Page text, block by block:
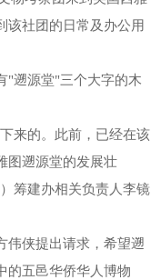
该社团的日常及办公用
"遡源堂"三个大字的木
来的。此前，已经在该
图遡源堂的发展壮
筹建办相关负责人李镜
伟侠提出请求，希望遡
的五邑华侨华人博物